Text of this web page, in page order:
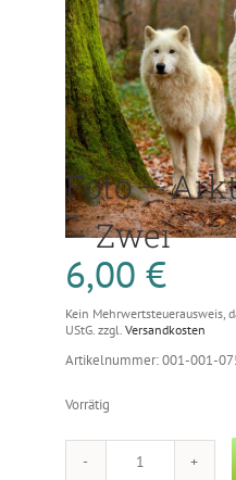
Foto –
– Zwei
6,00 €
Kein Mehrwertsteuerausweis,
UStG. zzgl. Versandkosten
Artikelnummer: 001-001-
Vorrätig
Foto